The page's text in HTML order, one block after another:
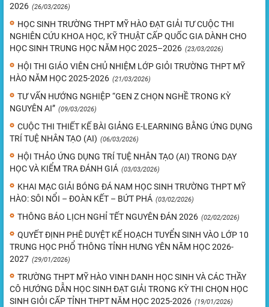
2026 (26/03/2026)
HỌC SINH TRƯỜNG THPT MỸ HÀO ĐẠT GIẢI TƯ CUỘC THI
NGHIÊN CỨU KHOA HỌC, KỸ THUẬT CẤP QUỐC GIA DÀNH CHO
HỌC SINH TRUNG HỌC NĂM HỌC 2025–2026 (23/03/2026)
HỘI THI GIÁO VIÊN CHỦ NHIỆM LỚP GIỎI TRƯỜNG THPT MỸ
HÀO NĂM HỌC 2025-2026 (21/03/2026)
TƯ VẤN HƯỚNG NGHIỆP “GEN Z CHỌN NGHỀ TRONG KỲ
NGUYÊN AI” (09/03/2026)
CUỘC THI THIẾT KẾ BÀI GIẢNG E-LEARNING BẰNG ỨNG DỤNG
TRÍ TUỆ NHÂN TẠO (AI) (06/03/2026)
HỘI THẢO ỨNG DỤNG TRÍ TUỆ NHÂN TẠO (AI) TRONG DẠY
HỌC VÀ KIỂM TRA ĐÁNH GIÁ (03/03/2026)
KHAI MẠC GIẢI BÓNG ĐÁ NAM HỌC SINH TRƯỜNG THPT MỸ
HÀO: SÔI NỔI – ĐOÀN KẾT – BỨT PHÁ (03/02/2026)
THÔNG BÁO LỊCH NGHỈ TẾT NGUYÊN ĐÁN 2026 (02/02/2026)
QUYẾT ĐỊNH PHÊ DUYỆT KẾ HOẠCH TUYỂN SINH VÀO LỚP 10
TRUNG HỌC PHỔ THÔNG TỈNH HƯNG YÊN NĂM HỌC 2026-
2027 (29/01/2026)
TRƯỜNG THPT MỸ HÀO VINH DANH HỌC SINH VÀ CÁC THẦY
CÔ HƯỚNG DẪN HỌC SINH ĐẠT GIẢI TRONG KỲ THI CHỌN HỌC
SINH GIỎI CẤP TỈNH THPT NĂM HỌC 2025-2026 (19/01/2026)